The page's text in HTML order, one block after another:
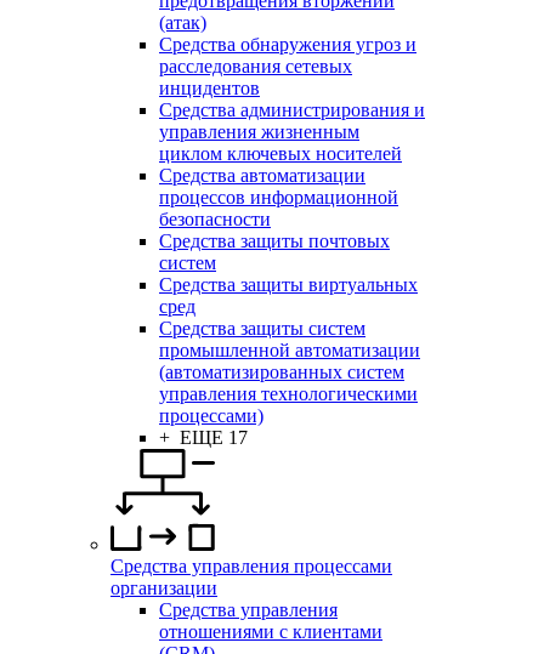
(атак)
Средства обнаружения угроз и
расследования сетевых
инцидентов
Средства администрирования и
управления жизненным
циклом ключевых носителей
Средства автоматизации
процессов информационной
безопасности
Средства защиты почтовых
систем
Средства защиты виртуальных
сред
Средства защиты систем
промышленной автоматизации
(автоматизированных систем
управления технологическими
процессами)
+ ЕЩЕ 17
Средства управления процессами
организации
Средства управления
отношениями с клиентами